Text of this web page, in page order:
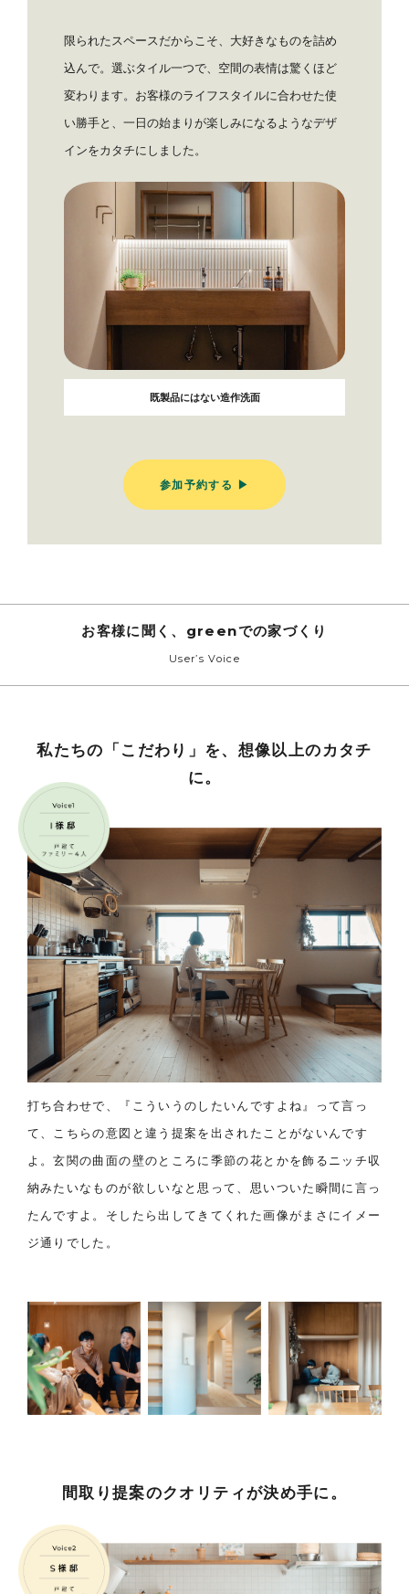
限られたスペースだからこそ、大好きなものを詰め
込んで。選ぶタイル一つで、空間の表情は驚くほど
変わります。お客様のライフスタイルに合わせた使
い勝手と、一日の始まりが楽しみになるようなデザ
インをカタチにしました。
既製品にはない造作洗面
参加予約する ▶︎
お客様に聞く、greenでの家づくり
User’s Voice
私たちの「こだわり」を、想像以上のカタチ
に。
打ち合わせで、『こういうのしたいんですよね』って言っ
て、こちらの意図と違う提案を出されたことがないんです
よ。玄関の曲面の壁のところに季節の花とかを飾るニッチ収
納みたいなものが欲しいなと思って、思いついた瞬間に言っ
たんですよ。そしたら出してきてくれた画像がまさにイメー
ジ通りでした。
間取り提案のクオリティが決め手に。